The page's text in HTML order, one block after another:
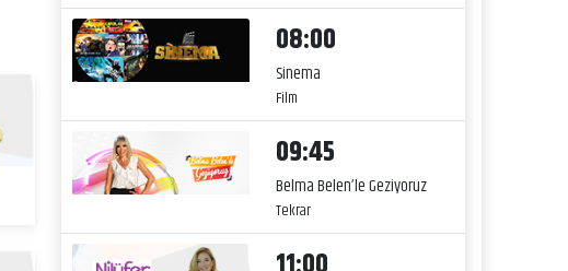
08:00
Sinema
Film
09:45
Belma Belen’le Geziyoruz
Tekrar